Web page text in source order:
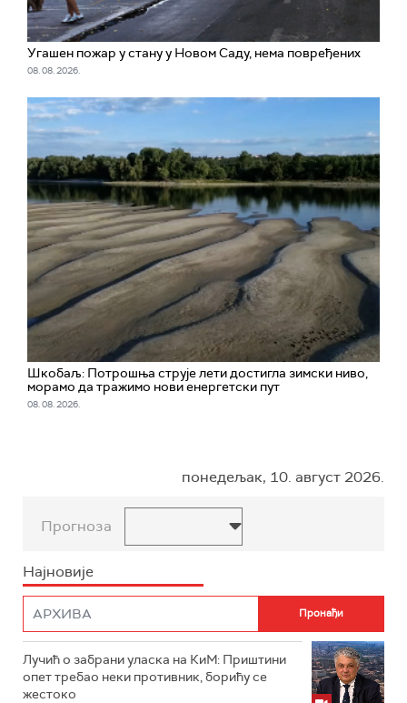
Угашен пожар у стану у Новом Саду, нема повређених
08. 08. 2026.
Шкобаљ: Потрошња струје лети достигла зимски ниво,
морамо да тражимо нови енергетски пут
08. 08. 2026.
понедељак, 10. август 2026.
Прогноза
Најновије
Лучић о забрани уласка на КиМ: Приштини
опет требао неки противник, борићу се
жестоко